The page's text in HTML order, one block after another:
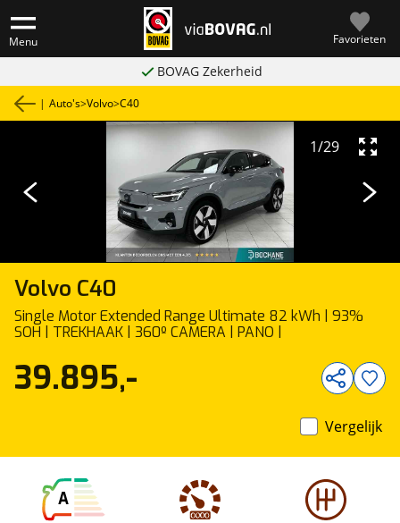
Menu Favorieten
BOVAG Zekerheid
| Auto's>Volvo>C40
Volvo C40
Single Motor Extended Range Ultimate 82 kWh | 93%
SOH | TREKHAAK | 360º CAMERA | PANO |
1/29
A
39.895,-
Vergelijk